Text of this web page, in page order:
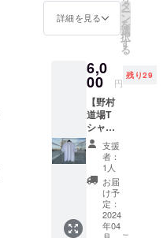
17.5cm
XS：身
68cm、
56cm、
肩幅
52cm、
袖丈
19.5cm
【メン
ズ】
S：身丈
70cm、
身幅
58cm、
肩幅
53cm、
袖丈
丈
72cm、
60cm、
54.5cm
、袖丈
21.5cm
L：身丈
74cm、
身幅
62cm、
肩幅
56cm、
袖丈
22cm ※
発送は3
月下旬
～4月上
ジェス
ト＆メ
イキン
のエン
ドロー
ルに
『speci
al
thanks
』とし
てお名
前を掲
載させ
ていた
だきま
す。 ※
掲載す
詳細を見る
タ
ー
ン
を
選
択
す
る
6,0
00 円
残り29
【野村
道場T
シャツ
(袖刺
繍)】 野
村道場
オリジ
ナルのT
シャツ
(袖刺繍)
になり
支援
者：
1人
お届
け予
定：
2024
年04